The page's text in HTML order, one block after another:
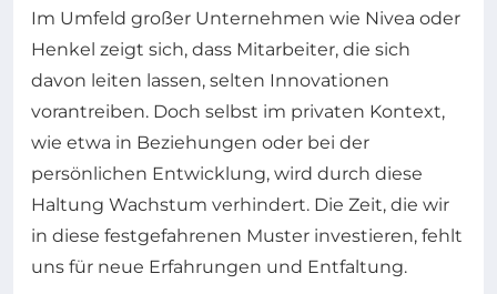
Im Umfeld großer Unternehmen wie Nivea oder
Henkel zeigt sich, dass Mitarbeiter, die sich
davon leiten lassen, selten Innovationen
vorantreiben. Doch selbst im privaten Kontext,
wie etwa in Beziehungen oder bei der
persönlichen Entwicklung, wird durch diese
Haltung Wachstum verhindert. Die Zeit, die wir
in diese festgefahrenen Muster investieren, fehlt
uns für neue Erfahrungen und Entfaltung.